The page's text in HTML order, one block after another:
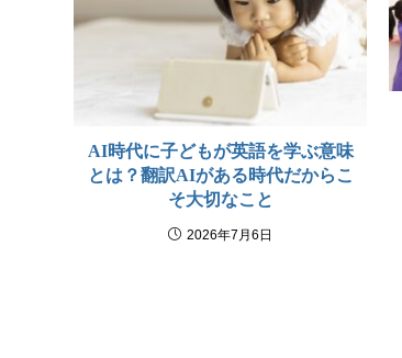
AI時代に子どもが英語を学ぶ意味
とは？翻訳AIがある時代だからこ
そ大切なこと
2026年7月6日